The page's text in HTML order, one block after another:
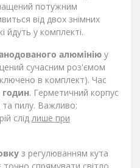
потужним
від двох знімних
йдуть у комплекті.
алюмінію у
сучасним роз'ємом
в комплект). Час
годин. Герметичний корпус
та пилу. Важливо:
слід лише при
з регулюванням кута